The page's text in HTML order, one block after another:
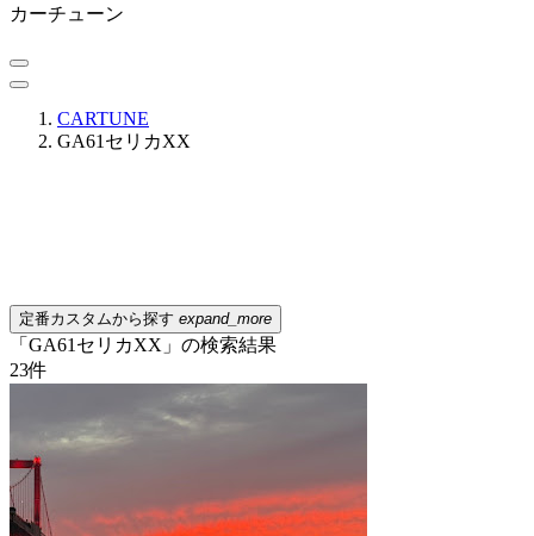
カーチューン
CARTUNE
GA61セリカXX
定番カスタムから探す expand_more
「GA61セリカXX」の検索結果
23件